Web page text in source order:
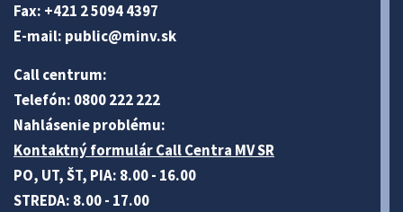
Fax: +421 2 5094 4397
E-mail: public@minv.sk
Call centrum:
Telefón: 0800 222 222
Nahlásenie problému:
Kontaktný formulár Call Centra MV SR
PO, UT, ŠT, PIA: 8.00 - 16.00
STREDA: 8.00 - 17.00